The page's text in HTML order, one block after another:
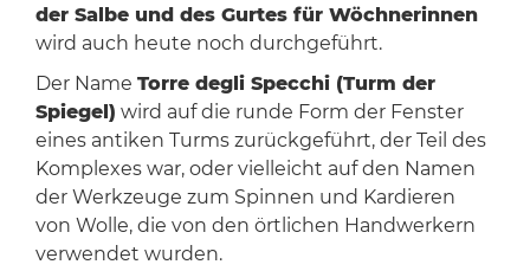
der Salbe und des Gurtes für Wöchnerinnen
wird auch heute noch durchgeführt.
Der Name Torre degli Specchi (Turm der
Spiegel) wird auf die runde Form der Fenster
eines antiken Turms zurückgeführt, der Teil des
Komplexes war, oder vielleicht auf den Namen
der Werkzeuge zum Spinnen und Kardieren
von Wolle, die von den örtlichen Handwerkern
verwendet wurden.